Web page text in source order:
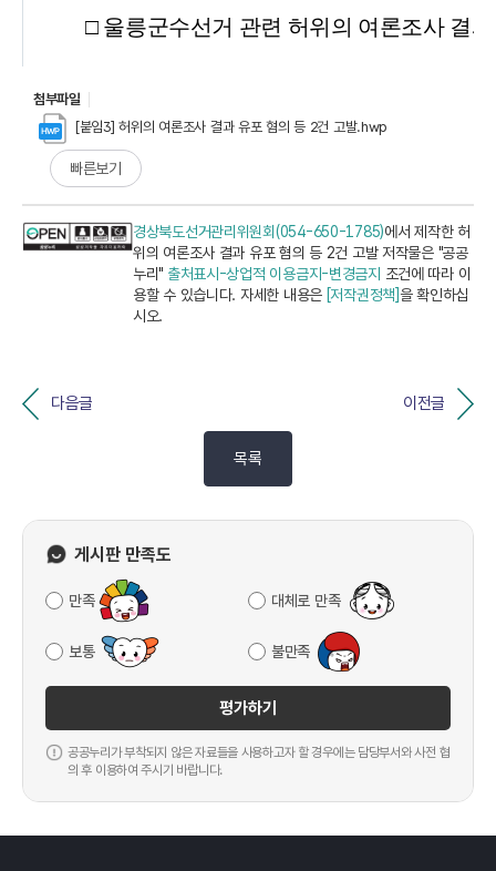
첨부파일
[붙임3] 허위의 여론조사 결과 유포 혐의 등 2건 고발.hwp
빠른보기
경상북도선거관리위원회(054-650-1785)에서 제작한 허
위의 여론조사 결과 유포 혐의 등 2건 고발 저작물은 "공공
누리" 출처표시-상업적 이용금지-변경금지 조건에 따라 이
용할 수 있습니다. 자세한 내용은 [저작권정책]을 확인하십
시오.
다음글 이전글
목록
게시판 만족도
만족 대체로 만족
보통 불만족
평가하기
공공누리가 부착되지 않은 자료들을 사용하고자 할 경우에는 담당부서와 사전 협
의 후 이용하여 주시기 바랍니다.